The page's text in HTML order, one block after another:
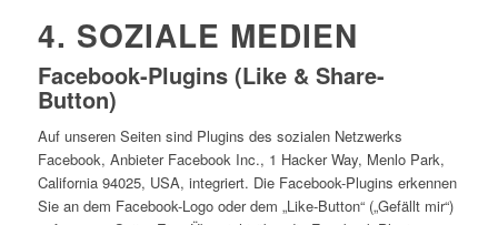
4. SOZIALE MEDIEN
Facebook-Plugins (Like & Share-
Button)
Auf unseren Seiten sind Plugins des sozialen Netzwerks
Facebook, Anbieter Facebook Inc., 1 Hacker Way, Menlo Park,
California 94025, USA, integriert. Die Facebook-Plugins erkennen
Sie an dem Facebook-Logo oder dem „Like-Button“ („Gefällt mir“)